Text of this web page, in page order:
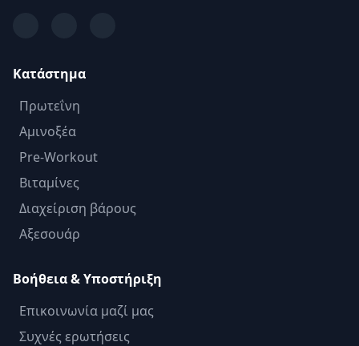
Κατάστημα
Πρωτεΐνη
Αμινοξέα
Pre-Workout
Βιταμίνες
Διαχείριση βάρους
Αξεσουάρ
Βοήθεια & Υποστήριξη
Επικοινωνία μαζί μας
Συχνές ερωτήσεις